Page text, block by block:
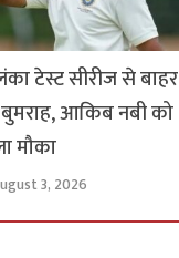
टेस्ट सीरीज से बाहर
आकिब नबी को
मौका
3, 2026